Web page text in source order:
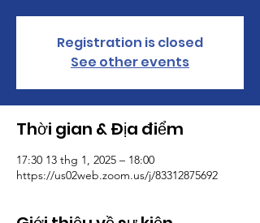
Registration is closed
See other events
Thời gian & Địa điểm
17:30 13 thg 1, 2025 – 18:00
https://us02web.zoom.us/j/83312875692